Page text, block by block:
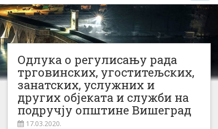
Одлука о регулисању рада
трговинских, угоститељских,
занатских, услужних и
других објеката и служби на
подручју општине Вишеград
17.03.2020.